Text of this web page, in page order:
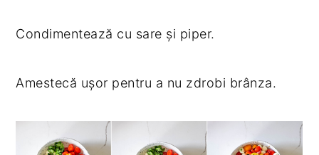
Condimentează cu sare și piper.
Amestecă ușor pentru a nu zdrobi brânza.